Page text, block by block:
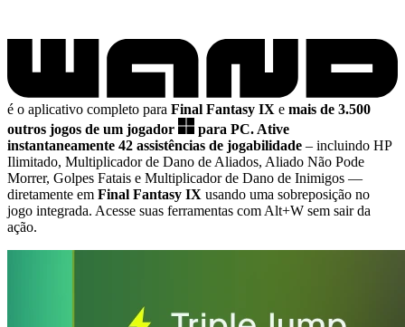
é o aplicativo completo para Final Fantasy IX e mais de 3.500
outros jogos de um jogador
para PC. Ative
instantaneamente 42 assistências de jogabilidade – incluindo HP
Ilimitado, Multiplicador de Dano de Aliados, Aliado Não Pode
Morrer, Golpes Fatais e Multiplicador de Dano de Inimigos —
diretamente em Final Fantasy IX usando uma sobreposição no
jogo integrada. Acesse suas ferramentas com Alt+W sem sair da
ação.